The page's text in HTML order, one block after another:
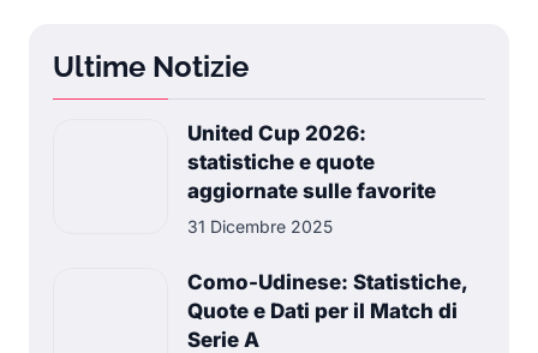
Ultime Notizie
United Cup 2026:
statistiche e quote
aggiornate sulle favorite
31 Dicembre 2025
Como-Udinese: Statistiche,
Quote e Dati per il Match di
Serie A